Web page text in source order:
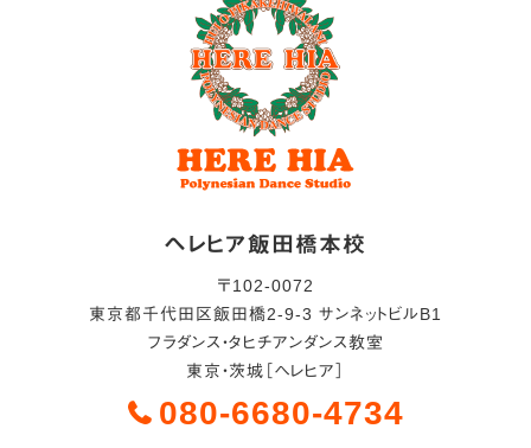
ヘレヒア飯田橋本校
〒102-0072
東京都千代田区飯田橋2-9-3 サンネットビルB1
フラダンス・タヒチアンダンス教室
東京・茨城［ヘレヒア］
080-6680-4734